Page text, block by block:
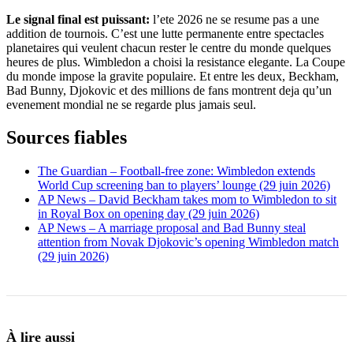
Le signal final est puissant: l’ete 2026 ne se resume pas a une
addition de tournois. C’est une lutte permanente entre spectacles
planetaires qui veulent chacun rester le centre du monde quelques
heures de plus. Wimbledon a choisi la resistance elegante. La Coupe
du monde impose la gravite populaire. Et entre les deux, Beckham,
Bad Bunny, Djokovic et des millions de fans montrent deja qu’un
evenement mondial ne se regarde plus jamais seul.
Sources fiables
The Guardian – Football-free zone: Wimbledon extends
World Cup screening ban to players’ lounge (29 juin 2026)
AP News – David Beckham takes mom to Wimbledon to sit
in Royal Box on opening day (29 juin 2026)
AP News – A marriage proposal and Bad Bunny steal
attention from Novak Djokovic’s opening Wimbledon match
(29 juin 2026)
À lire aussi